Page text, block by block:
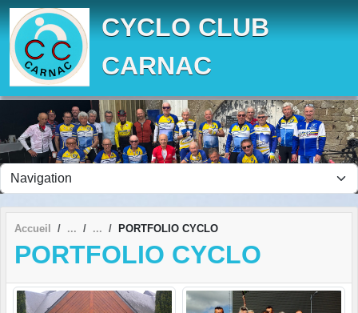
CYCLO CLUB
CARNAC
Accueil PORTFOLIO CYCLO
PORTFOLIO CYCLO
Panneau de gestion des cookies